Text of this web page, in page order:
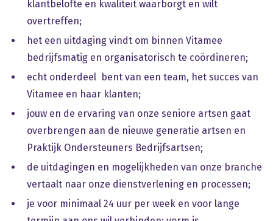
klantbelofte en kwaliteit waarborgt en wilt
overtreffen;
het een uitdaging vindt om binnen Vitamee
bedrijfsmatig en organisatorisch te coördineren;
echt onderdeel bent van een team, het succes van
Vitamee en haar klanten;
jouw en de ervaring van onze seniore artsen gaat
overbrengen aan de nieuwe generatie artsen en
Praktijk Ondersteuners Bedrijfsartsen;
de uitdagingen en mogelijkheden van onze branche
vertaalt naar onze dienstverlening en processen;
je voor minimaal 24 uur per week en voor lange